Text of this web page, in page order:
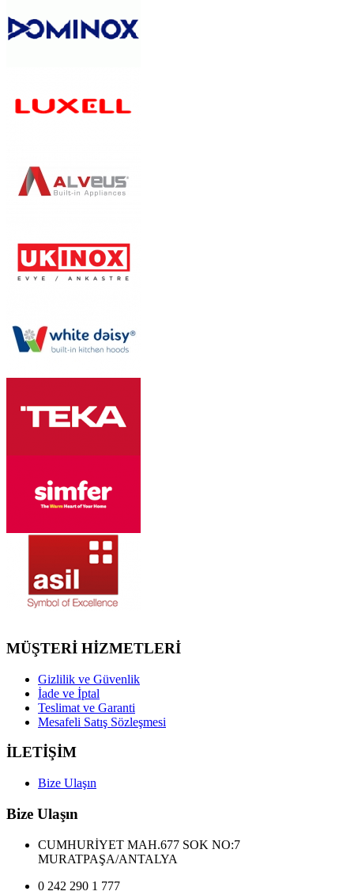
MÜŞTERİ HİZMETLERİ
Gizlilik ve Güvenlik
İade ve İptal
Teslimat ve Garanti
Mesafeli Satış Sözleşmesi
İLETİŞİM
Bize Ulaşın
Bize Ulaşın
CUMHURİYET MAH.677 SOK NO:7
MURATPAŞA/ANTALYA
0 242 290 1 777